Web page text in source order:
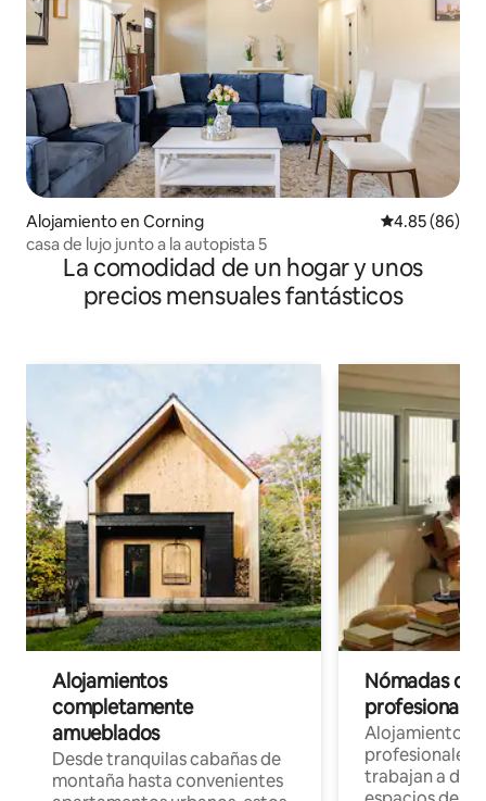
Alojamiento en Corning Calificación
4.85 (86)
casa de lujo junto a la autopista 5
La comodidad de un hogar y unos
precios mensuales fantásticos
Alojamientos
completamente
amueblados
Desde tranquilas cabañas de
montaña hasta convenientes
Nómadas
Alojamientos
profesionales
trabajan a